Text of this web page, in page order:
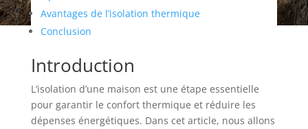
Avantages de l’isolation thermique
Conclusion
Introduction
L’isolation d’une maison est une étape essentielle
pour garantir le confort thermique et réduire les
dépenses énergétiques. Dans cet article, nous allons